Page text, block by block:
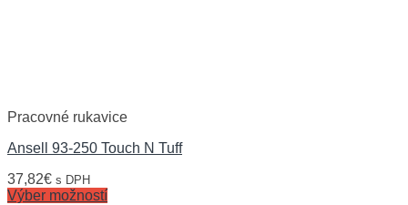
Pracovné rukavice
Ansell 93-250 Touch N Tuff
37,82€ s DPH
Výber možností